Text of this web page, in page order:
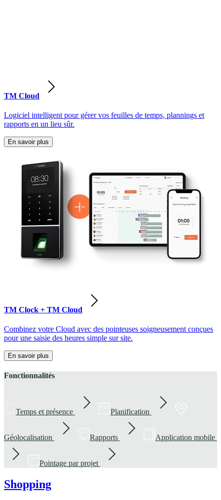
TM Cloud
Logiciel intelligent pour gérer vos feuilles de temps, plannings et
rapports en un lieu sûr.
En savoir plus
TM Clock + TM Cloud
Combinez votre Cloud avec des pointeuses soigneusement conçues
pour une saisie des heures simple sur site.
En savoir plus
Fonctionnalités
Temps et présence Planification
Géolocalisation Rapports Application mobile
Pointage par projet
Shopping